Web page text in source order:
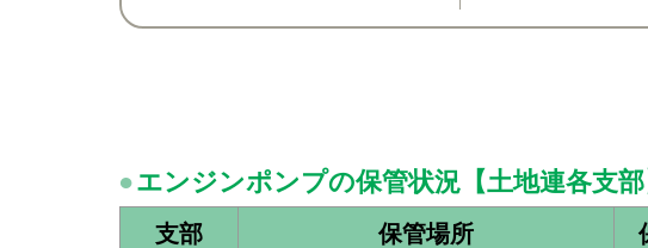
エンジンポンプの保管状況【土地連各支部
支部
保管場所